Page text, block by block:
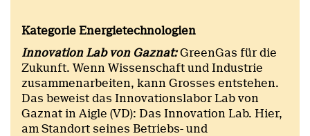
Kategorie Energietechnologien
Innovation Lab von Gaznat: GreenGas für die
Zukunft. Wenn Wissenschaft und Industrie
zusammenarbeiten, kann Grosses entstehen.
Das beweist das Innovationslabor Lab von
Gaznat in Aigle (VD): Das Innovation Lab. Hier,
am Standort seines Betriebs- und